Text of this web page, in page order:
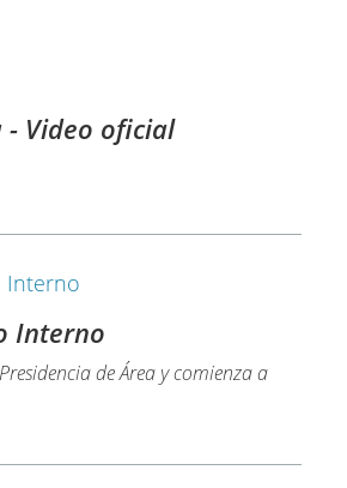
Video oficial
Interno
de Área y comienza a